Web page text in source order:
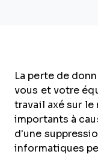
La perte de
vous et votre
travail axé sur le
importants à
d'une
informatiques